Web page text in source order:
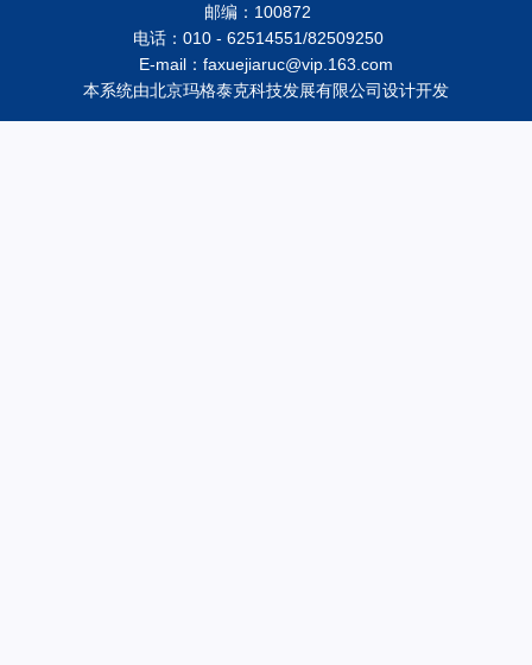
邮编：100872
电话：010 - 62514551/82509250
E-mail：faxuejiaruc@vip.163.com
本系统由北京玛格泰克科技发展有限公司设计开发